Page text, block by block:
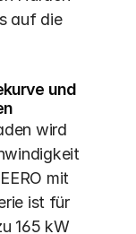
auf die
und
wird
mit
ist für
165 kW